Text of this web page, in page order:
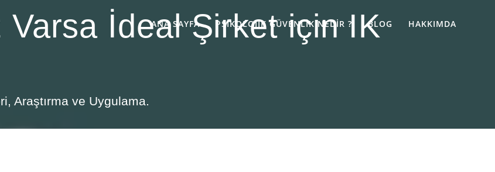
ANA SAYFA PSIKOLOJIK GÜVENLIK NEDIR ? BLOG HAKKIMDA
Varsa İdeal Şirket için IK
Araştırma ve Uygulama.